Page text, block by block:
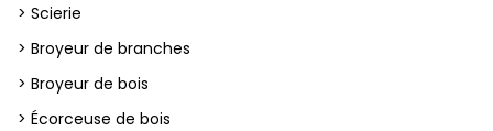
> Scierie
> Broyeur de branches
> Broyeur de bois
> Écorceuse de bois